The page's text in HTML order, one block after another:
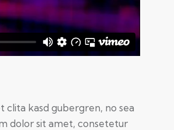
clita kasd gubergren, no sea
dolor sit amet, consetetur